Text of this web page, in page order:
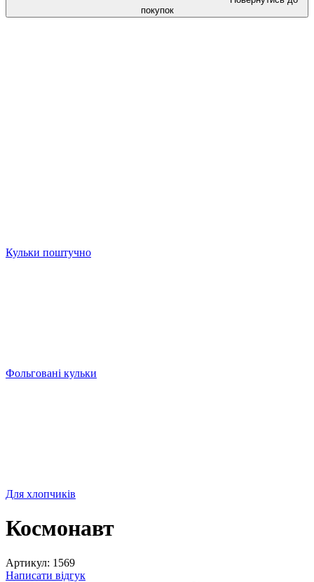
покупок
Кульки поштучно
Фольговані кульки
Для хлопчиків
Космонавт
Артикул: 1569
Написати відгук